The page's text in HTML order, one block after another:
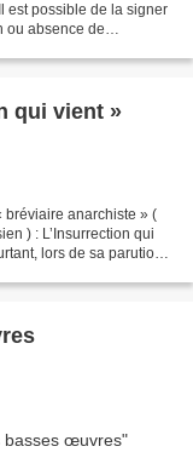
est possible de la signer
ou absence de
qui vient »
bréviaire anarchiste » (
) : L’Insurrection qui
lors de sa parution